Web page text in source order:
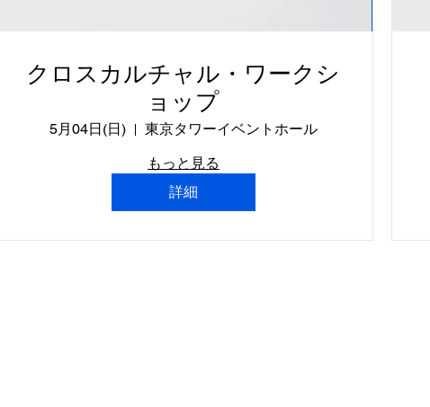
クロスカルチャル・ワークシ
ョップ
5月04日(日)
東京タワーイベントホール
もっと見る
詳細